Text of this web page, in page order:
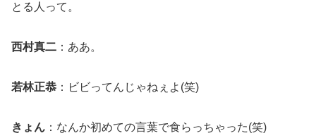
とる人って。
西村真二 ：ああ。
若林正恭 ：ビビってんじゃねぇよ(笑)
きょん ：なんか初めての言葉で食らっちゃった(笑)